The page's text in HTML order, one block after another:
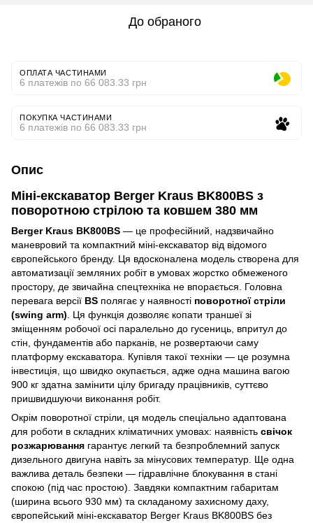
До обраного
ОПЛАТА ЧАСТИНАМИ
6 платежів по 66 083.33 грн
ПОКУПКА ЧАСТИНАМИ
6 платежів по 66 083.33 грн
Опис
Міні-екскаватор Berger Kraus BK800BS з
поворотною стрілою та ковшем 380 мм
Berger Kraus BK800BS — це професійний, надзвичайно
маневровий та компактний міні-екскаватор від відомого
європейського бренду. Ця вдосконалена модель створена для
автоматизації земляних робіт в умовах жорстко обмеженого
простору, де звичайна спецтехніка не впорається. Головна
перевага версії BS полягає у наявності поворотної стріли
(swing arm). Ця функція дозволяє копати траншеї зі
зміщенням робочої осі паралельно до гусениць, впритул до
стін, фундаментів або парканів, не розвертаючи саму
платформу екскаватора. Купівля такої техніки — це розумна
інвестиція, що швидко окупається, адже одна машина вагою
900 кг здатна замінити цілу бригаду працівників, суттєво
пришвидшуючи виконання робіт.
Окрім поворотної стріли, ця модель спеціально адаптована
для роботи в складних кліматичних умовах: наявність свічок
розжарювання гарантує легкий та безпроблемний запуск
дизельного двигуна навіть за мінусових температур. Ще одна
важлива деталь безпеки — гідравлічне блокування в стані
спокою (під час простою). Завдяки компактним габаритам
(ширина всього 930 мм) та складаному захисному даху,
європейський міні-екскаватор Berger Kraus BK800BS без